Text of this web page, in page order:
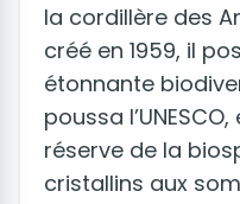
la cordillère des
créé en 1959, il
étonnante
poussa
réserve de la
cristallins aux